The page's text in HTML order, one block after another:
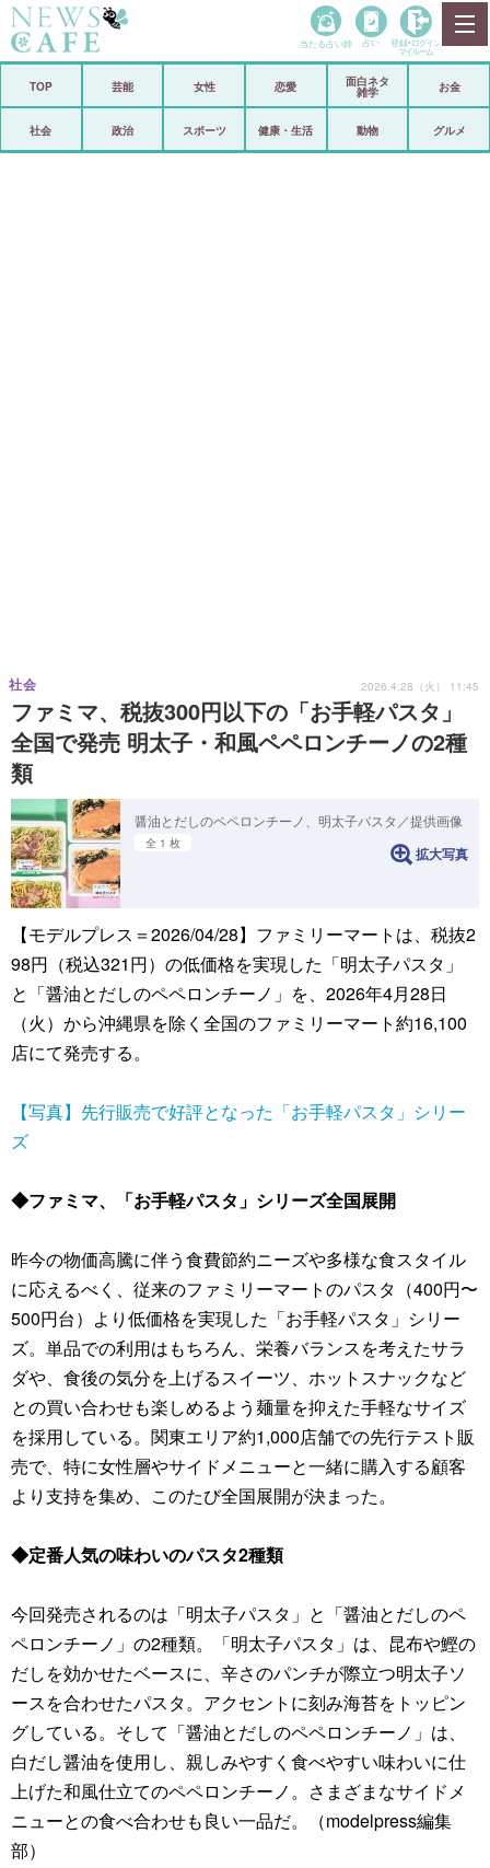
政治
当たる占い師 占い 登録• ログイン
マイルーム
TOP 芸能 女性 恋愛
面白ネタ
雑学
お金
社会 政治 スポーツ 健康・生活 動物 グルメ
ファミマ、税抜300円以下の「お手軽パスタ」
全国で発売 明太子・和風ペペロンチーノの2種
類
社会 2026.4.28（火） 11:45
醤油とだしのペペロンチーノ、明太子パスタ／提供画像
全 1 枚
拡大写真
【モデルプレス＝2026/04/28】ファミリーマートは、税抜2
98円（税込321円）の低価格を実現した「明太子パスタ」
と「醤油とだしのペペロンチーノ」を、2026年4月28日
（火）から沖縄県を除く全国のファミリーマート約16,100
店にて発売する。
【写真】先行販売で好評となった「お手軽パスタ」シリー
ズ
◆ファミマ、「お手軽パスタ」シリーズ全国展開
昨今の物価高騰に伴う食費節約ニーズや多様な食スタイル
に応えるべく、従来のファミリーマートのパスタ（400円〜
500円台）より低価格を実現した「お手軽パスタ」シリー
ズ。単品での利用はもちろん、栄養バランスを考えたサラ
ダや、食後の気分を上げるスイーツ、ホットスナックなど
との買い合わせも楽しめるよう麺量を抑えた手軽なサイズ
を採用している。関東エリア約1,000店舗での先行テスト販
売で、特に女性層やサイドメニューと一緒に購入する顧客
より支持を集め、このたび全国展開が決まった。
◆定番人気の味わいのパスタ2種類
今回発売されるのは「明太子パスタ」と「醤油とだしのペ
ペロンチーノ」の2種類。「明太子パスタ」は、昆布や鰹の
だしを効かせたベースに、辛さのパンチが際立つ明太子ソ
ースを合わせたパスタ。アクセントに刻み海苔をトッピン
グしている。そして「醤油とだしのペペロンチーノ」は、
白だし醤油を使用し、親しみやすく食べやすい味わいに仕
上げた和風仕立てのペペロンチーノ。さまざまなサイドメ
ニューとの食べ合わせも良い一品だ。（modelpress編集
部）